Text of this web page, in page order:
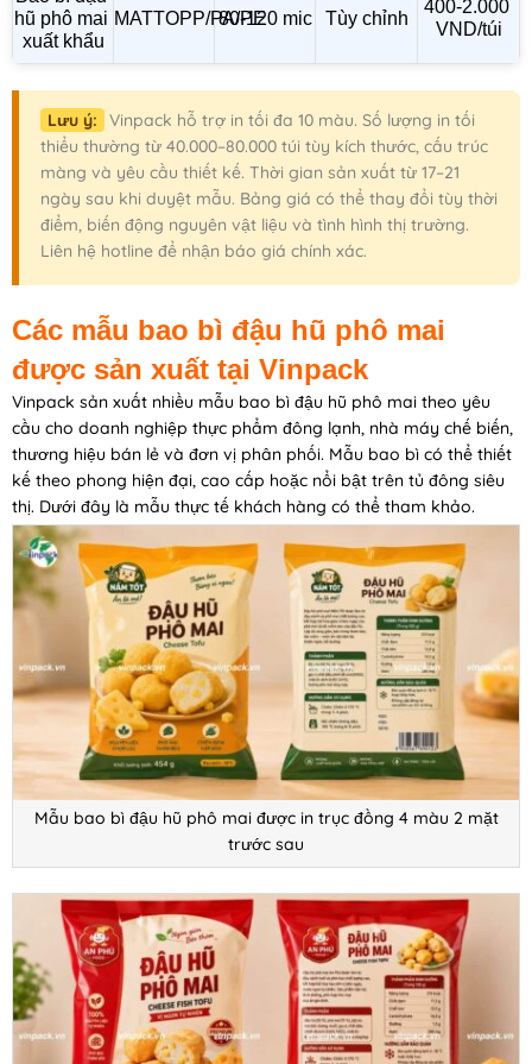
hũ phô mai
xuất khẩu
MATTOPP/PA/PE80-120 mic Tùy chỉnh
400-2.000
VND/túi
Lưu ý:
Vinpack hỗ trợ in tối đa 10 màu. Số lượng in tối
thiểu thường từ 40.000–80.000 túi tùy kích thước, cấu trúc
màng và yêu cầu thiết kế. Thời gian sản xuất từ 17–21
ngày sau khi duyệt mẫu. Bảng giá có thể thay đổi tùy thời
điểm, biến động nguyên vật liệu và tình hình thị trường.
Liên hệ hotline để nhận báo giá chính xác.
Các mẫu bao bì đậu hũ phô mai
được sản xuất tại Vinpack
Vinpack sản xuất nhiều mẫu bao bì đậu hũ phô mai theo yêu
cầu cho doanh nghiệp thực phẩm đông lạnh, nhà máy chế biến,
thương hiệu bán lẻ và đơn vị phân phối. Mẫu bao bì có thể thiết
kế theo phong hiện đại, cao cấp hoặc nổi bật trên tủ đông siêu
thị. Dưới đây là mẫu thực tế khách hàng có thể tham khảo.
Mẫu bao bì đậu hũ phô mai được in trục đồng 4 màu 2 mặt
trước sau